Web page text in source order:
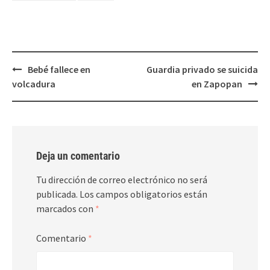
Post
navigation
Bebé fallece en
volcadura
Guardia privado se suicida
en Zapopan
Deja un comentario
Tu dirección de correo electrónico no será
publicada. Los campos obligatorios están
marcados con *
Comentario *